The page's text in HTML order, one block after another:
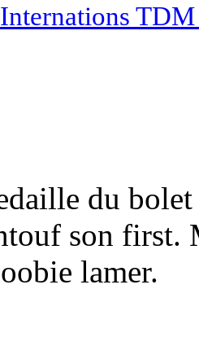
Internations